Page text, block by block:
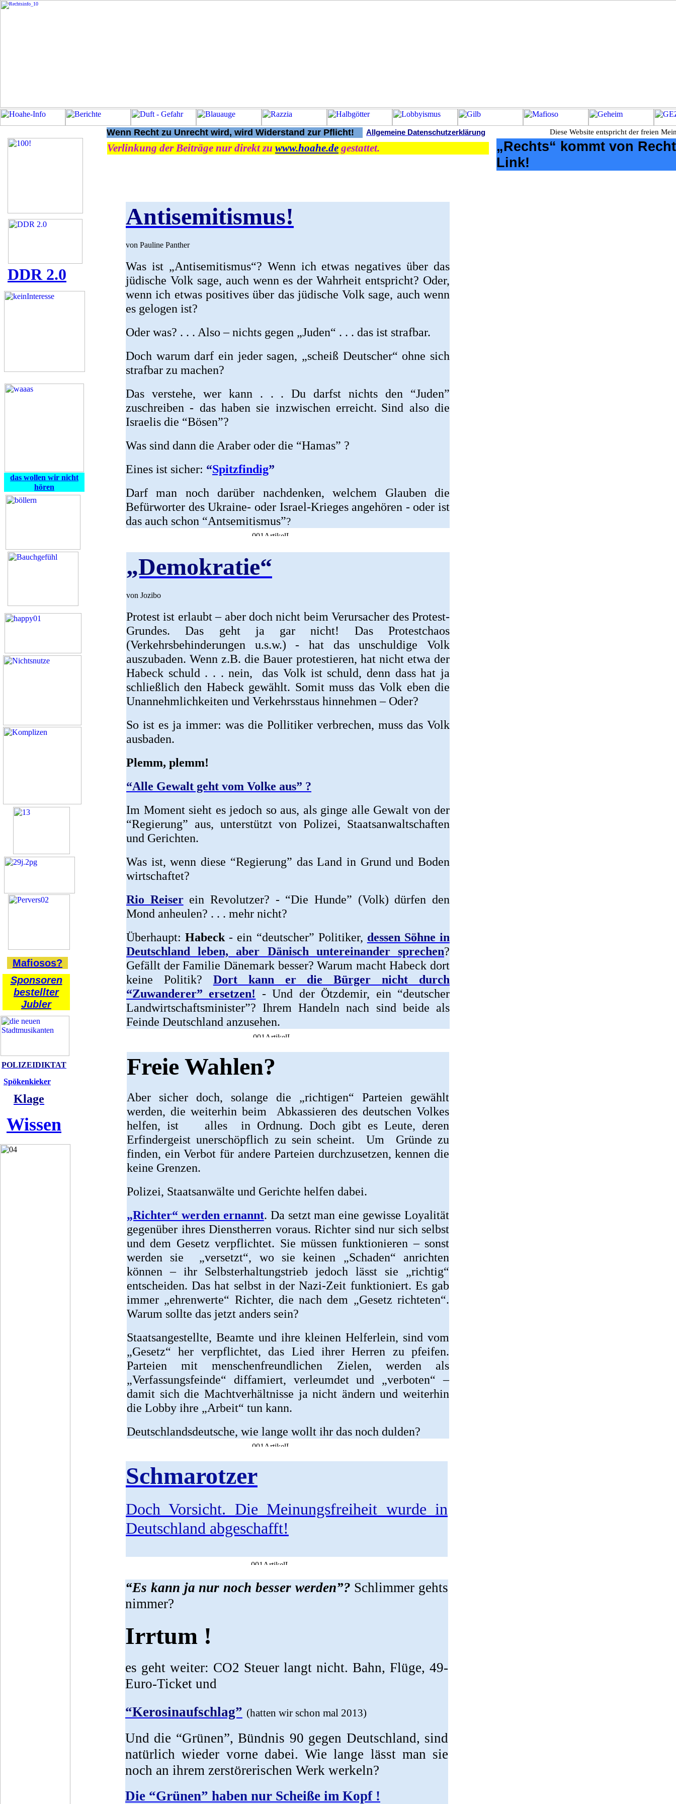
DDR 2.0
das wollen wir nicht
hören
Mafiosos?
Sponsoren
bestellter
Jubler
POLIZEIDIKTAT
Spökenkieker
Klage
Wissen
Wenn Recht zu Unrecht wird, wird Widerstand zur Pflicht! Allgemeine Datenschutzerklärung Diese Website entspricht der freien
Verlinkung der Beiträge nur direkt zu www.hoahe.de gestattet.
„Rechts“ kommt von
Link!
Antisemitismus!
von Pauline Panther
Was ist „Antisemitismus“? Wenn ich etwas negatives über das
jüdische Volk sage, auch wenn es der Wahrheit entspricht? Oder,
wenn ich etwas positives über das jüdische Volk sage, auch wenn
es gelogen ist?
Oder was? . . . Also – nichts gegen „Juden“ . . . das ist strafbar.
Doch warum darf ein jeder sagen, „scheiß Deutscher“ ohne sich
strafbar zu machen?
Das verstehe, wer kann . . . Du darfst nichts den “Juden”
zuschreiben - das haben sie inzwischen erreicht. Sind also die
Israelis die “Bösen”?
Was sind dann die Araber oder die “Hamas” ?
Eines ist sicher: “Spitzfindig”
Darf man noch darüber nachdenken, welchem Glauben die
Befürworter des Ukraine- oder Israel-Krieges angehören - oder ist
das auch schon “Antsemitismus”?
„Demokratie“
von Jozibo
Protest ist erlaubt – aber doch nicht beim Verursacher des Protest-
Grundes. Das geht ja gar nicht! Das Protestchaos
(Verkehrsbehinderungen u.s.w.) - hat das unschuldige Volk
auszubaden. Wenn z.B. die Bauer protestieren, hat nicht etwa der
Habeck schuld . . . nein, das Volk ist schuld, denn dass hat ja
schließlich den Habeck gewählt. Somit muss das Volk eben die
Unannehmlichkeiten und Verkehrsstaus hinnehmen – Oder?
So ist es ja immer: was die Pollitiker verbrechen, muss das Volk
ausbaden.
Plemm, plemm!
“Alle Gewalt geht vom Volke aus” ?
Im Moment sieht es jedoch so aus, als ginge alle Gewalt von der
“Regierung” aus, unterstützt von Polizei, Staatsanwaltschaften
und Gerichten.
Was ist, wenn diese “Regierung” das Land in Grund und Boden
wirtschaftet?
Rio Reiserein Revolutzer? - “Die Hunde” (Volk) dürfen den
Mond anheulen? . . . mehr nicht?
Überhaupt:Habeck - ein “deutscher” Politiker, dessen Söhne in
Deutschland leben, aber Dänisch untereinander sprechen?
Gefällt der Familie Dänemark besser? Warum macht Habeck dort
keine Politik? Dort kann er die Bürger nicht durch
“Zuwanderer” ersetzen! - Und der Ötzdemir, ein “deutscher
Landwirtschaftsminister”? Ihrem Handeln nach sind beide als
Feinde Deutschland anzusehen.
Freie Wahlen?
Aber sicher doch, solange die „richtigen“ Parteien gewählt
werden, die weiterhin beim Abkassieren des deutschen Volkes
helfen, ist alles in Ordnung. Doch gibt es Leute, deren
Erfindergeist unerschöpflich zu sein scheint. Um Gründe zu
finden, ein Verbot für andere Parteien durchzusetzen, kennen die
keine Grenzen.
Polizei, Staatsanwälte und Gerichte helfen dabei.
„Richter“ werden ernannt. Da setzt man eine gewisse Loyalität
gegenüber ihres Dienstherren voraus. Richter sind nur sich selbst
und dem Gesetz verpflichtet. Sie müssen funktionieren – sonst
werden sie „versetzt“, wo sie keinen „Schaden“ anrichten
können – ihr Selbsterhaltungstrieb jedoch lässt sie „richtig“
entscheiden. Das hat selbst in der Nazi-Zeit funktioniert. Es gab
immer „ehrenwerte“ Richter, die nach dem „Gesetz richteten“.
Warum sollte das jetzt anders sein?
Staatsangestellte, Beamte und ihre kleinen Helferlein, sind vom
„Gesetz“ her verpflichtet, das Lied ihrer Herren zu pfeifen.
Parteien mit menschenfreundlichen Zielen, werden als
„Verfassungsfeinde“ diffamiert, verleumdet und „verboten“ –
damit sich die Machtverhältnisse ja nicht ändern und weiterhin
die Lobby ihre „Arbeit“ tun kann.
Deutschlandsdeutsche, wie lange wollt ihr das noch dulden?
Schmarotzer
Doch Vorsicht. Die Meinungsfreiheit wurde in
Deutschland abgeschafft!
“Es kann ja nur noch besser werden”? Schlimmer gehts
nimmer?
Irrtum !
es geht weiter: CO2 Steuer langt nicht. Bahn, Flüge, 49-
Euro-Ticket und
“Kerosinaufschlag” (hatten wir schon mal 2013)
Und die “Grünen”, Bündnis 90 gegen Deutschland, sind
natürlich wieder vorne dabei. Wie lange lässt man sie
noch an ihrem zerstörerischen Werk werkeln?
Die “Grünen” haben nur Scheiße im Kopf !